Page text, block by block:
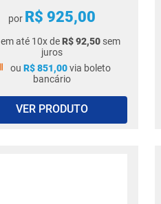
por R$ 925,00
em até 10x deR$92,50 sem
juros
ou R$851,00via boleto
bancário
VER PRODUTO